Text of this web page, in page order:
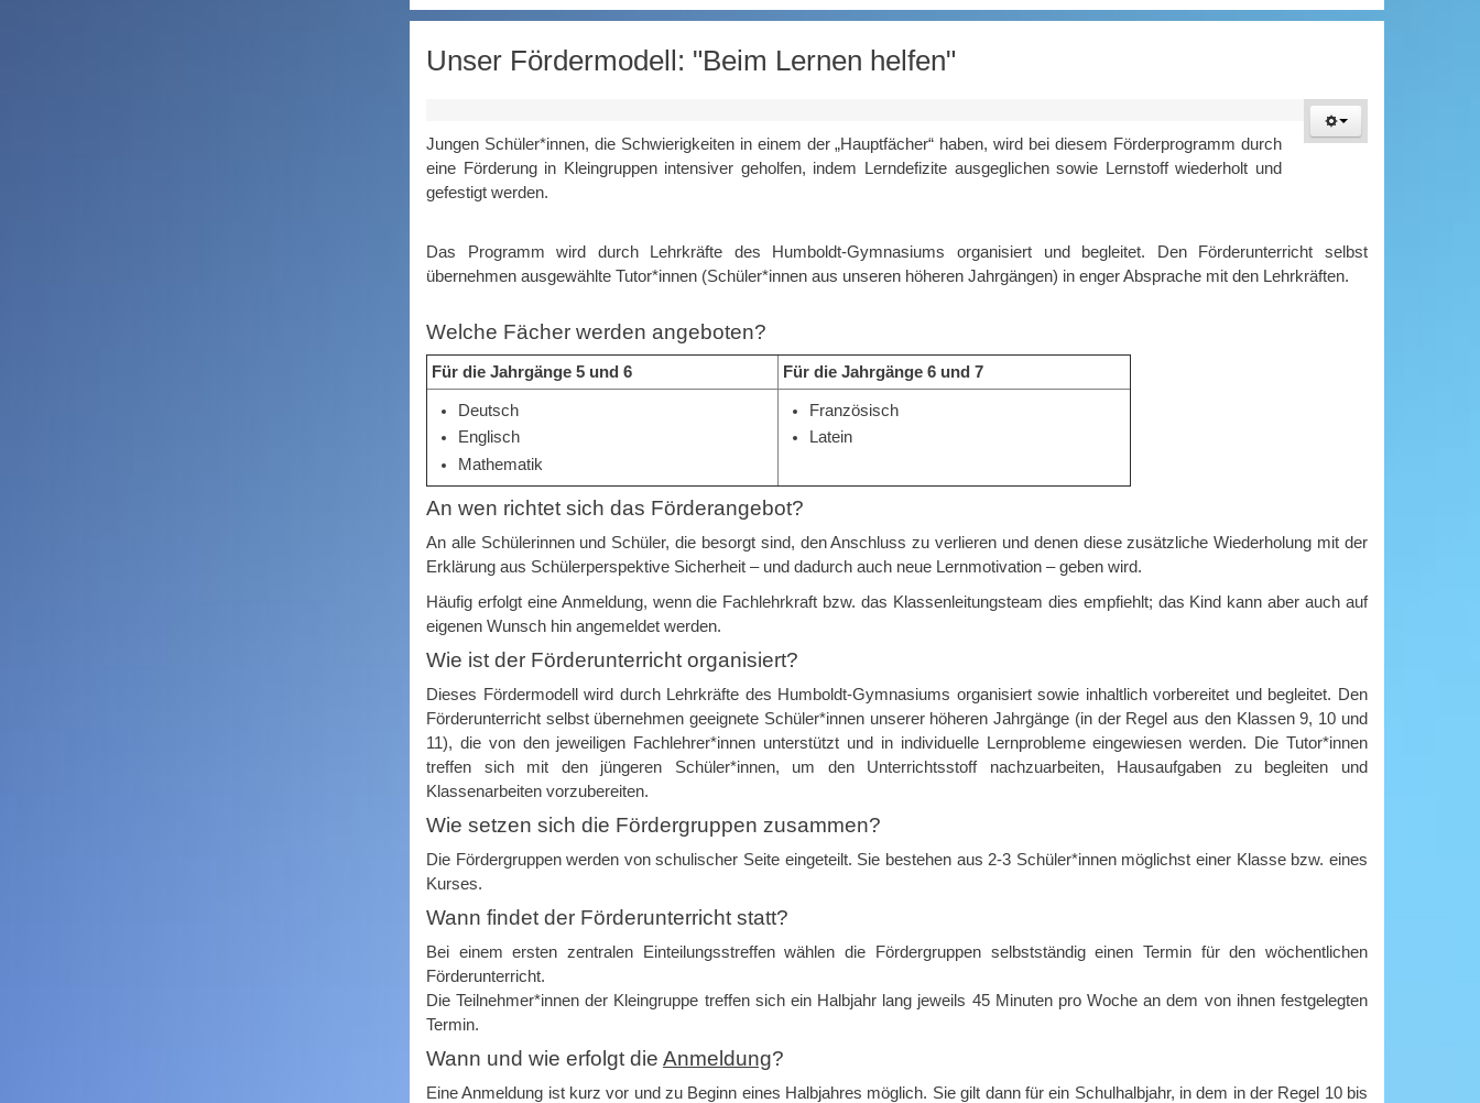
Unser Fördermodell: "Beim Lernen helfen"
Jungen Schüler*innen, die Schwierigkeiten in einem der „Hauptfächer“ haben, wird bei diesem Förderprogramm durch
eine Förderung in Kleingruppen intensiver geholfen, indem Lerndefizite ausgeglichen sowie Lernstoff wiederholt und
gefestigt werden.
Das Programm wird durch Lehrkräfte des Humboldt-Gymnasiums organisiert und begleitet. Den Förderunterricht selbst
übernehmen ausgewählte Tutor*innen (Schüler*innen aus unseren höheren Jahrgängen) in enger Absprache mit den Lehrkräften.
Welche Fächer werden angeboten?
Für die Jahrgänge 5 und 6 Für die Jahrgänge 6 und 7
Deutsch
Englisch
Mathematik
Französisch
Latein
An wen richtet sich das Förderangebot?
An alle Schülerinnen und Schüler, die besorgt sind, den Anschluss zu verlieren und denen diese zusätzliche Wiederholung mit der
Erklärung aus Schülerperspektive Sicherheit – und dadurch auch neue Lernmotivation – geben wird.
Häufig erfolgt eine Anmeldung, wenn die Fachlehrkraft bzw. das Klassenleitungsteam dies empfiehlt; das Kind kann aber auch auf
eigenen Wunsch hin angemeldet werden.
Wie ist der Förderunterricht organisiert?
Dieses Fördermodell wird durch Lehrkräfte des Humboldt-Gymnasiums organisiert sowie inhaltlich vorbereitet und begleitet. Den
Förderunterricht selbst übernehmen geeignete Schüler*innen unserer höheren Jahrgänge (in der Regel aus den Klassen 9, 10 und
11), die von den jeweiligen Fachlehrer*innen unterstützt und in individuelle Lernprobleme eingewiesen werden. Die Tutor*innen
treffen sich mit den jüngeren Schüler*innen, um den Unterrichtsstoff nachzuarbeiten, Hausaufgaben zu begleiten und
Klassenarbeiten vorzubereiten.
Wie setzen sich die Fördergruppen zusammen?
Die Fördergruppen werden von schulischer Seite eingeteilt. Sie bestehen aus 2-3 Schüler*innen möglichst einer Klasse bzw. eines
Kurses.
Wann findet der Förderunterricht statt?
Bei einem ersten zentralen Einteilungsstreffen wählen die Fördergruppen selbstständig einen Termin für den wöchentlichen
Förderunterricht.
Die Teilnehmer*innen der Kleingruppe treffen sich ein Halbjahr lang jeweils 45 Minuten pro Woche an dem von ihnen festgelegten
Termin.
Wann und wie erfolgt die Anmeldung?
Eine Anmeldung ist kurz vor und zu Beginn eines Halbjahres möglich. Sie gilt dann für ein Schulhalbjahr, in dem in der Regel 10 bis